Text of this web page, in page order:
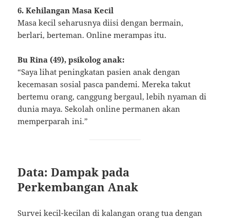
6. Kehilangan Masa Kecil
Masa kecil seharusnya diisi dengan bermain,
berlari, berteman. Online merampas itu.
Bu Rina (49), psikolog anak:
“Saya lihat peningkatan pasien anak dengan
kecemasan sosial pasca pandemi. Mereka takut
bertemu orang, canggung bergaul, lebih nyaman di
dunia maya. Sekolah online permanen akan
memperparah ini.”
Data: Dampak pada
Perkembangan Anak
Survei kecil-kecilan di kalangan orang tua dengan